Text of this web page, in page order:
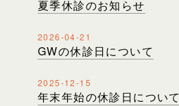
夏季休診のお知らせ
2026-04-21
GWの休診日について
2025-12-15
年末年始の休診日について